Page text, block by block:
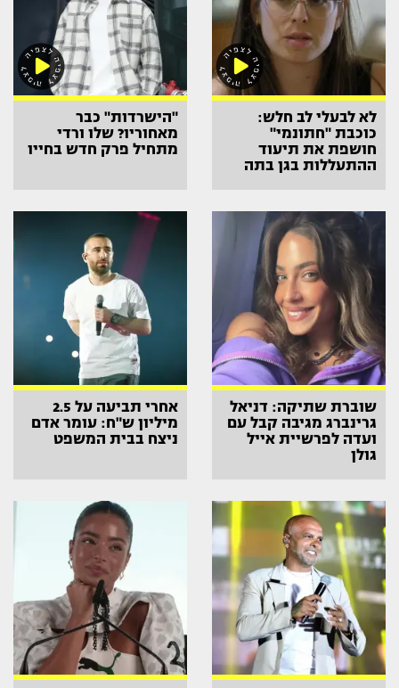
לא לבעלי לב חלש:
כוכבת "חתונמי"
חושפת את תיעוד
ההתעללות בגן בתה
"הישרדות" כבר
מאחוריו? שלו ורדי
מתחיל פרק חדש בחייו
שוברת שתיקה: דניאל
גרינברג מגיבה קבל עם
ועדה לפרשיית אייל
גולן
אחרי תביעה על 2.5
מיליון ש"ח: עומר אדם
ניצח בבית המשפט